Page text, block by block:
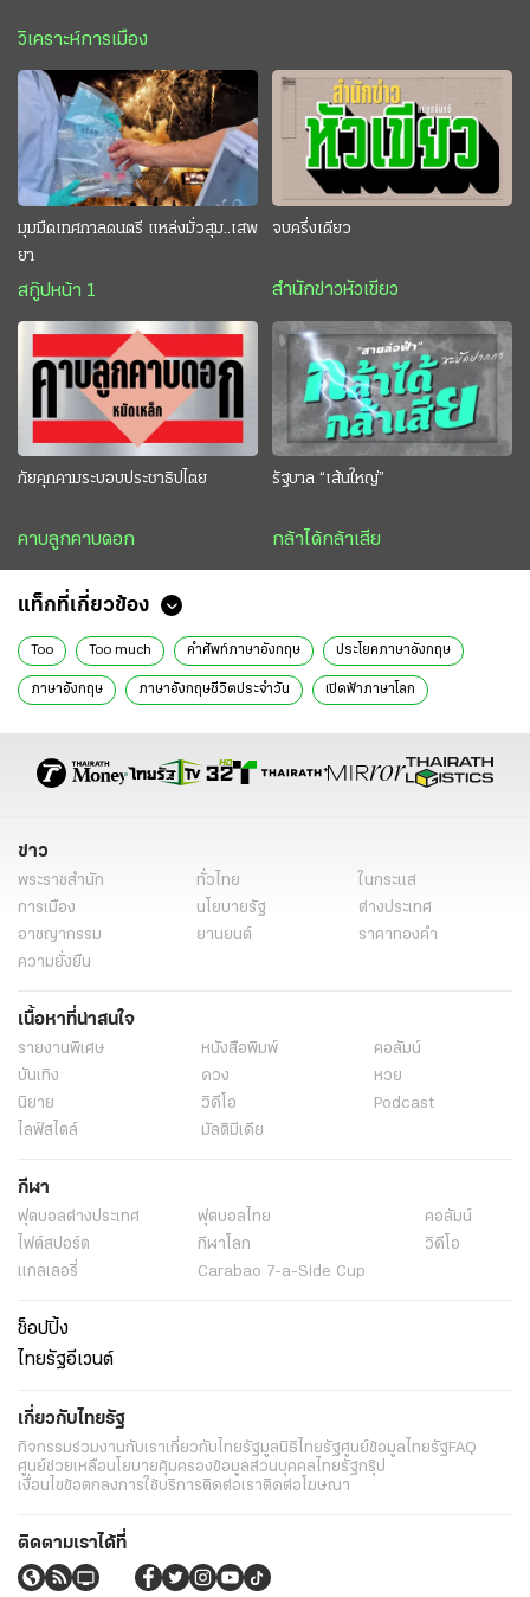
วิเคราะห์การเมือง
มุมมืดเทศกาลดนตรี แหล่งมั่วสุม..เสพ
ยา
สกู๊ปหน้า 1
จบครึ่งเดียว
สำนักข่าวหัวเขียว
ภัยคุกคามระบอบประชาธิปไตย
คาบลูกคาบดอก
รัฐบาล “เส้นใหญ่”
กล้าได้กล้าเสีย
แท็กที่เกี่ยวข้อง
Too Too much คำศัพท์ภาษาอังกฤษ ประโยคภาษาอังกฤษ
ภาษาอังกฤษ ภาษาอังกฤษชีวิตประจำวัน เปิดฟ้าภาษาโลก
ข่าว
พระราชสำนัก ทั่วไทย
ในกระแส
การเมือง
นโยบายรัฐ
ต่างประเทศ
อาชญากรรม
ยานยนต์
ราคาทองคำ
ความยั่งยืน
เนื้อหาที่น่าสนใจ
รายงานพิเศษ หนังสือพิมพ์
คอลัมน์
บันเทิง
ดวง
หวย
นิยาย
วิดีโอ
Podcast
ไลฟ์สไตล์
มัลติมีเดีย
กีฬา
ฟุตบอลต่่างประเทศ ฟุตบอลไทย
คอลัมน์
ไฟต์สปอร์ต
กีฬาโลก
วิดีโอ
แกลเลอรี่
Carabao 7-a-Side Cup
ช็อปปิ้ง
ไทยรัฐอีเวนต์
เกี่ยวกับไทยรัฐ
กิจกรรมร่วมงานกับเราเกี่ยวกับไทยรัฐมูลนิธิไทยรัฐศูนย์ข้อมูลไทยรัฐFAQ
ศูนย์ช่วยเหลือนโยบายคุ้มครองข้อมูลส่วนบุคคลไทยรัฐกรุ๊ป
เงื่อนไขข้อตกลงการใช้บริการติดต่อเราติดต่อโฆษณา
ติดตามเราได้ที่